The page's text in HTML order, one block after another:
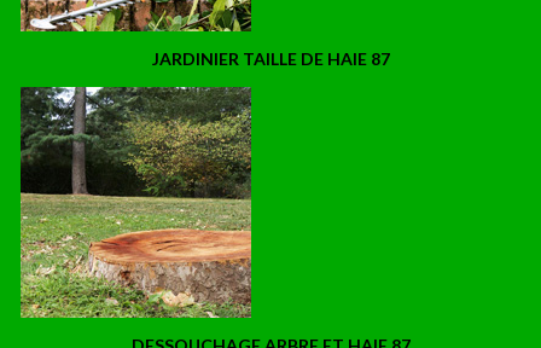
JARDINIER TAILLE DE HAIE 87